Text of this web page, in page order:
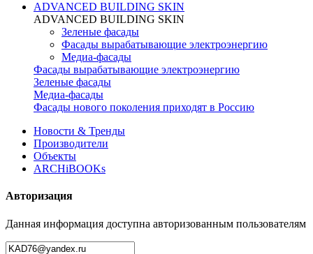
ADVANCED BUILDING SKIN
ADVANCED BUILDING SKIN
Зеленые фасады
Фасады вырабатывающие электроэнергию
Медиа-фасады
Фасады вырабатывающие электроэнергию
Зеленые фасады
Медиа-фасады
Фасады нового поколения приходят в Россию
Новости & Тренды
Производители
Объекты
ARCHiBOOKs
Авторизация
Данная информация доступна авторизованным пользователям